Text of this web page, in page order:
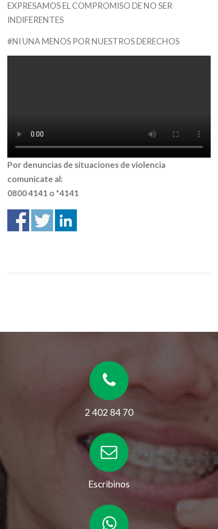
EXPRESAMOS EL COMPROMISO DE NO SER
INDIFERENTES
#NI UNA MENOS POR NUESTROS DERECHOS
Por denuncias de situaciones de violencia
comunicate al:
0800 4141 o *4141
2 402 84 70
Escribinos